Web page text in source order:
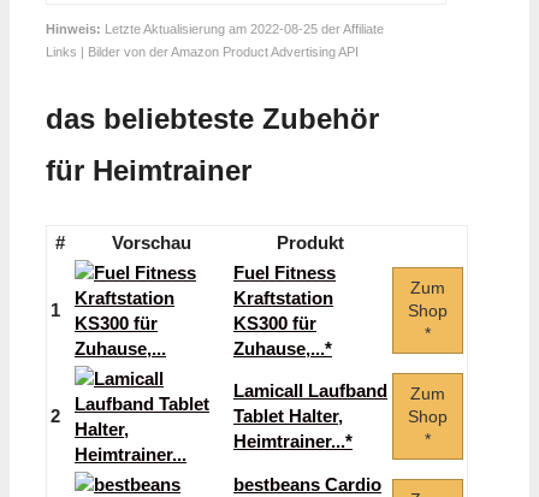
Hinweis: Letzte Aktualisierung am 2022-08-25 der Affiliate
Links | Bilder von der Amazon Product Advertising API
das beliebteste Zubehör
für Heimtrainer
# Vorschau Produkt
1
Fuel Fitness
Kraftstation
KS300 für
Zuhause,...*
Zum
Shop
*
2
Lamicall Laufband
Tablet Halter,
Heimtrainer...*
Zum
Shop
*
bestbeans Cardio